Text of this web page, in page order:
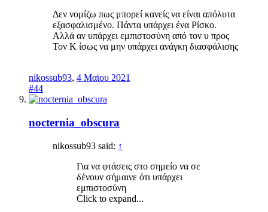
Δεν νομίζω πως μπορεί κανείς να είναι απόλυτα
εξασφαλισμένο. Πάντα υπάρχει ένα Ρίσκο.
Αλλά αν υπάρχει εμπιστοσύνη από τον υ προς
Τον Κ ίσως να μην υπάρχει ανάγκη διασφάλισης
nikossub93, 4 Μαϊου 2021
#44
nocternia_obscura
nikossub93 said: ↑
Για να φτάσεις στο σημείο να σε
δένουν σήμαινε ότι υπάρχει
εμπιστοσύνη
Click to expand...